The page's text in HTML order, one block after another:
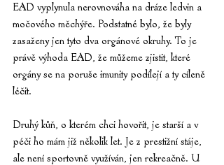
EAD vyplynula nerovnováha na dráze ledvin a
močového měchýře. Podstatné bylo, že byly
zasaženy jen tyto dva orgánové okruhy. To je
právě výhoda EAD, že můžeme zjistit, které
orgány se na poruše imunity podílejí a ty cíleně
léčit.
Druhý kůň, o kterém chci hovořit, je starší a v
péči ho mám již několik let. Je z prestižní stáje,
ale není sportovně využíván, jen rekreačně. U